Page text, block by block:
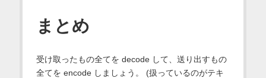
まとめ
受け取ったもの全てを decode して、送り出すもの
全てを encode しましょう。 (扱っているのがテキ